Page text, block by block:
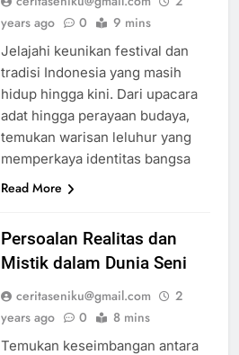
years ago
0 9 mins
Jelajahi keunikan festival dan
tradisi Indonesia yang masih
hidup hingga kini. Dari upacara
adat hingga perayaan budaya,
temukan warisan leluhur yang
memperkaya identitas bangsa
Read More
Persoalan Realitas dan
Mistik dalam Dunia Seni
ceritaseniku@gmail.com
2
years ago
0 8 mins
Temukan keseimbangan antara